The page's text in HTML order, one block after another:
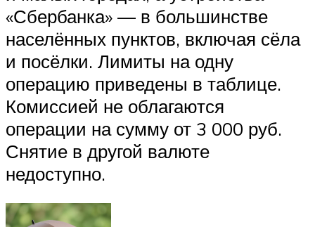
«Сбербанка» — в большинстве
населённых пунктов, включая сёла
и посёлки. Лимиты на одну
операцию приведены в таблице.
Комиссией не облагаются
операции на сумму от 3 000 руб.
Снятие в другой валюте
недоступно.